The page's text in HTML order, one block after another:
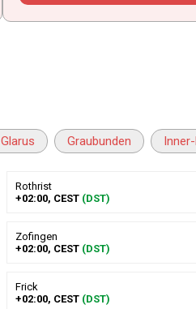
Glarus Graubunden
Rothrist
+02:00, CEST (DST)
Zofingen
+02:00, CEST (DST)
Frick
+02:00, CEST (DST)